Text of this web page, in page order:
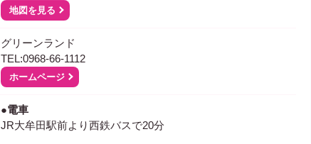
地図を見る
グリーンランド
TEL:0968-66-1112
ホームページ
●電車
JR大牟田駅前より西鉄バスで20分